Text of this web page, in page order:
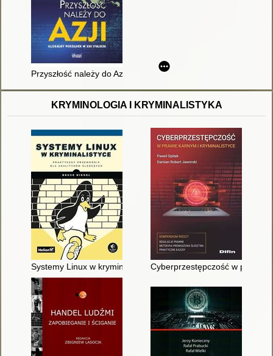
Przyszłość należy do Azji : globalny porządek w XXI stuleciu
KRYMINOLOGIA I KRYMINALISTYKA
Systemy Linux w kryminalistyce : praktyczny przewodnik dla
Cyberprzestępczość w prawie